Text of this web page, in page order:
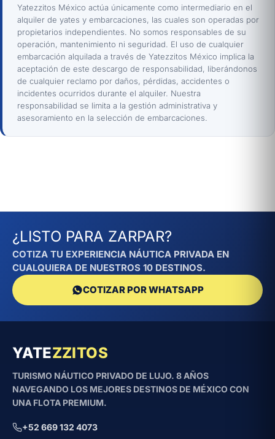
Yatezzitos México actúa únicamente como intermediario en el
alquiler de yates y embarcaciones, las cuales son operadas por
propietarios independientes. No somos responsables de su
operación, mantenimiento ni seguridad. El uso de cualquier
embarcación alquilada a través de Yatezzitos México implica la
aceptación de este descargo de responsabilidad, liberándonos
de cualquier reclamo por daños, pérdidas, accidentes o
incidentes ocurridos durante el alquiler. Nuestra
responsabilidad se limita a la gestión administrativa y
asesoramiento en la selección de embarcaciones.
¿LISTO PARA ZARPAR?
COTIZA TU EXPERIENCIA NÁUTICA PRIVADA EN
CUALQUIERA DE NUESTROS 10 DESTINOS.
COTIZAR POR WHATSAPP
YATEZZITOS
TURISMO NÁUTICO PRIVADO DE LUJO. 8 AÑOS
NAVEGANDO LOS MEJORES DESTINOS DE MÉXICO CON
UNA FLOTA PREMIUM.
+52 669 132 4073